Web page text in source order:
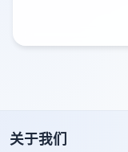
关于我们